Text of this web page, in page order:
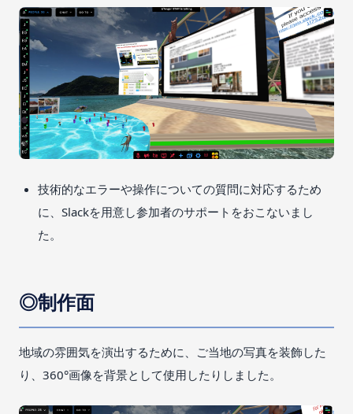
技術的なエラーや操作についての質問に対応するため
に、Slackを用意し参加者のサポートをおこないまし
た。
◎制作面
地域の雰囲気を演出するために、ご当地の写真を装飾した
り、360°画像を背景として使用したりしました。